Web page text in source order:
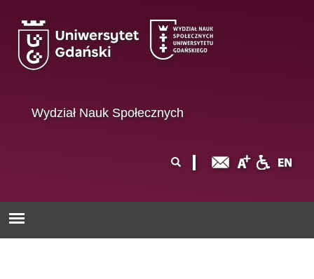
Wydział Nauk Społecznych
wyszukiwania